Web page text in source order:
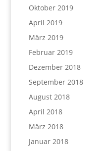
Oktober 2019
April 2019
März 2019
Februar 2019
Dezember 2018
September 2018
August 2018
April 2018
März 2018
Januar 2018